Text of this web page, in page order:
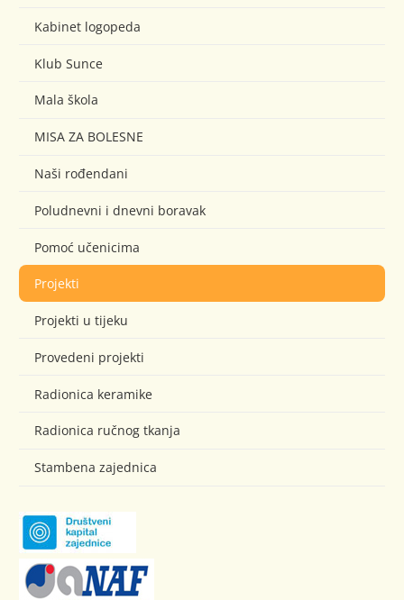
Kabinet logopeda
Klub Sunce
Mala škola
MISA ZA BOLESNE
Naši rođendani
Poludnevni i dnevni boravak
Pomoć učenicima
Projekti
Projekti u tijeku
Provedeni projekti
Radionica keramike
Radionica ručnog tkanja
Stambena zajednica